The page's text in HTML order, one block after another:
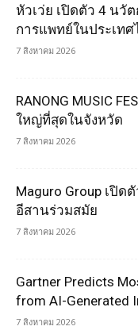
หัวเว่ย เปิดตัว 4 นวัต
การแพทย์ในประเทศ
7 สิงหาคม 2026
RANONG MUSIC
ใหญ่ที่สุดในจังหวัด
7 สิงหาคม 2026
Maguro Group เปิด
อีสานร่วมสมัย
7 สิงหาคม 2026
Gartner Predicts
from AI-Generated
7 สิงหาคม 2026